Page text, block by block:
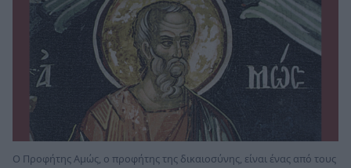
Ο Προφήτης Αμώς, ο προφήτης της δικαιοσύνης, είναι ένας από τους